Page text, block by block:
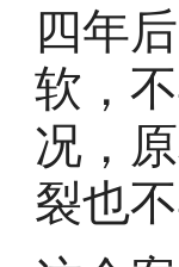
四年
软，
况，
裂也